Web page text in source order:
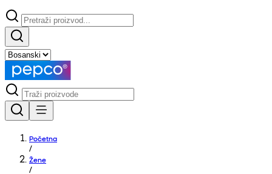
Početna
/
Žene
/